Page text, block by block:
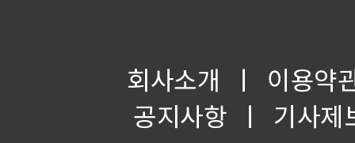
회사소개 ㅣ
이용약
공지사항
ㅣ
기사제